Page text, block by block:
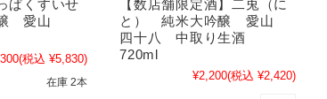
ぱくすいせ
愛山
(税込 ¥5,830)
在庫 2本
【数店舗限定酒】二兎（に
と） 純米大吟醸 愛山
四十八 中取り生酒
720ml
¥2,200(税込 ¥2,420)